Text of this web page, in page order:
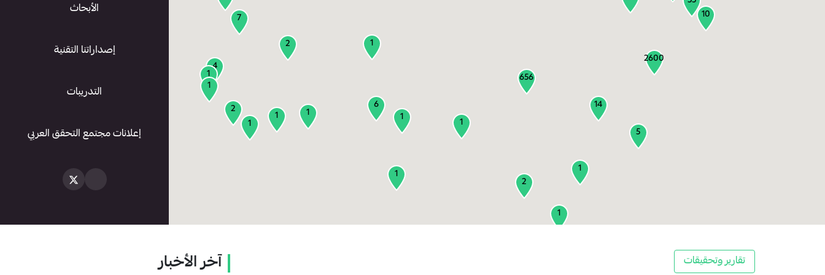
1
14
2
4
1
2600
10
656
6
1
5
7
1
2
1
2
1
1
1
1
1
1
الأبحاث
إصداراتنا التقنية
التدريبات
إعلانات مجتمع التحقق العربي
تقارير وتحقيقات آخر الأخبار